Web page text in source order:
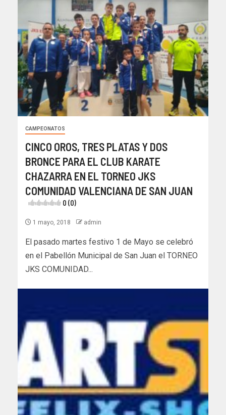
CAMPEONATOS
CINCO OROS, TRES PLATAS Y DOS
BRONCE PARA EL CLUB KARATE
CHAZARRA EN EL TORNEO JKS
COMUNIDAD VALENCIANA DE SAN JUAN
0 (0)
1 mayo, 2018 admin
El pasado martes festivo 1 de Mayo se celebró
en el Pabellón Municipal de San Juan el TORNEO
JKS COMUNIDAD...